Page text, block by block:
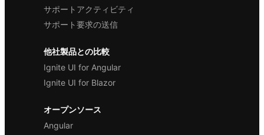
サポートアクティビティ
サポート要求の送信
他社製品との比較
Ignite UI for Angular
Ignite UI for Blazor
オープンソース
Angular